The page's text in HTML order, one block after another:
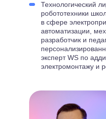
Технологический
робототехники
в сфере
автоматизации,
разработчик и
эксперт WS по
электромонтажу и